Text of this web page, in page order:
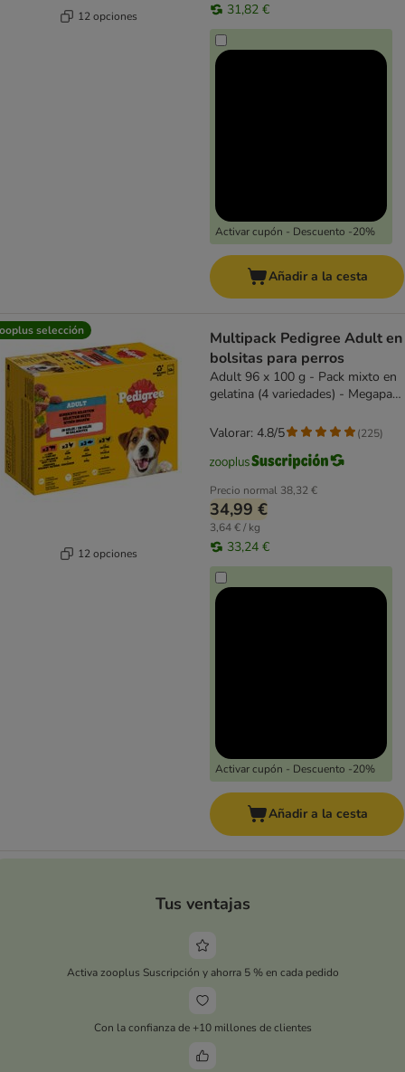
12 opciones 31,82 €
Activar cupón - Descuento -20%
Añadir a la cesta
selección
12 opciones
Multipack Pedigree Adult en
bolsitas para perros
Adult 96 x 100 g - Pack mixto en
gelatina (4 variedades) - Megapack
Precio normal 38,32 €
34,99 €
3,64 € / kg
33,24 €
Activar cupón - Descuento -20%
Valorar: 4.8/5 (225)
Añadir a la cesta
Tus ventajas
Activa zooplus Suscripción y ahorra 5 % en cada pedido
Con la confianza de +10 millones de clientes